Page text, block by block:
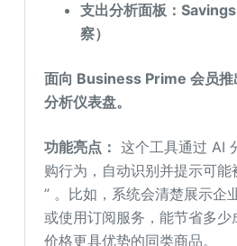
支出分析面板：
察）
面向 Business Prime 会员推
分析仪表盘。
功能亮点： 这个工具通过 AI
购行为，自动识别并提示可能
” 。比如，系统会清楚展示企
或使用订阅服务，能节省多
价格更具优势的同类商品。